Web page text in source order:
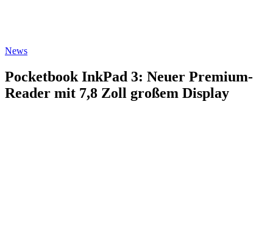
News
Pocketbook InkPad 3: Neuer Premium-
Reader mit 7,8 Zoll großem Display